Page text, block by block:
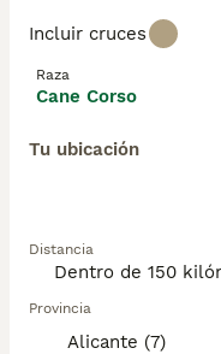
Incluir cruces
Raza
Cane Corso
Tu ubicación
Distancia
Provincia
Alicante (7)